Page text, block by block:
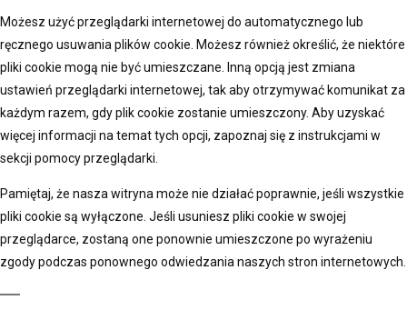
Możesz użyć przeglądarki internetowej do automatycznego lub
ręcznego usuwania plików cookie. Możesz również określić, że niektóre
pliki cookie mogą nie być umieszczane. Inną opcją jest zmiana
ustawień przeglądarki internetowej, tak aby otrzymywać komunikat za
każdym razem, gdy plik cookie zostanie umieszczony. Aby uzyskać
więcej informacji na temat tych opcji, zapoznaj się z instrukcjami w
sekcji pomocy przeglądarki.
Pamiętaj, że nasza witryna może nie działać poprawnie, jeśli wszystkie
pliki cookie są wyłączone. Jeśli usuniesz pliki cookie w swojej
przeglądarce, zostaną one ponownie umieszczone po wyrażeniu
zgody podczas ponownego odwiedzania naszych stron internetowych.